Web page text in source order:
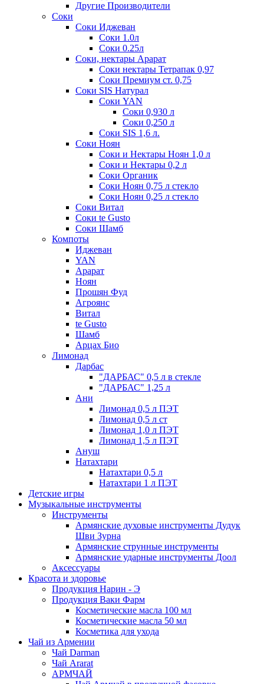
Другие Производители
Соки
Соки Иджеван
Соки 1.0л
Соки 0.25л
Соки, нектары Арарат
Соки нектары Тетрапак 0,97
Соки Премиум ст. 0,75
Соки SIS Натурал
Соки YAN
Соки 0,930 л
Соки 0,250 л
Соки SIS 1,6 л.
Соки Ноян
Соки и Нектары Ноян 1,0 л
Соки и Нектары 0,2 л
Соки Органик
Соки Ноян 0,75 л стекло
Соки Ноян 0,25 л стекло
Соки Витал
Соки te Gusto
Соки Шамб
Компоты
Иджеван
YAN
Арарат
Ноян
Прошян Фуд
Агроянс
Витал
te Gusto
Шамб
Арцах Био
Лимонад
Дарбас
"ДАРБАС" 0,5 л в стекле
"ДАРБАС" 1,25 л
Ани
Лимонад 0,5 л ПЭТ
Лимонад 0,5 л ст
Лимонад 1,0 л ПЭТ
Лимонад 1,5 л ПЭТ
Ануш
Натахтари
Натахтари 0,5 л
Натахтари 1 л ПЭТ
Детские игры
Музыкальные инструменты
Инструменты
Армянские духовые инструменты Дудук
Шви Зурна
Армянские струнные инструменты
Армянские ударные инструменты Доол
Аксессуары
Красота и здоровье
Продукция Нарин - Э
Продукция Ваки Фарм
Косметические масла 100 мл
Косметические масла 50 мл
Косметика для ухода
Чай из Армении
Чай Darman
Чай Ararat
АРМЧАЙ